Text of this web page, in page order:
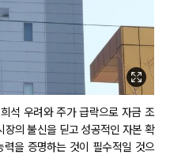
석 우려와 주가 급락으로 자금 조
의 불신을 딛고 성공적인 자본 확
을 증명하는 것이 필수적일 것으